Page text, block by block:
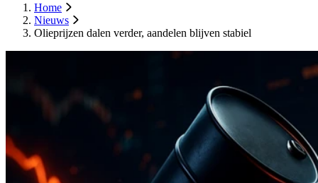
Home
Nieuws
Olieprijzen dalen verder, aandelen blijven stabiel